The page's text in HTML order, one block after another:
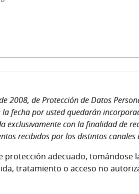
2008, de Protección de Datos
fecha por usted quedarán
exclusivamente con la finalidad de
recibidos por los distintos canales
adecuado, tomándose
tratamiento o acceso no